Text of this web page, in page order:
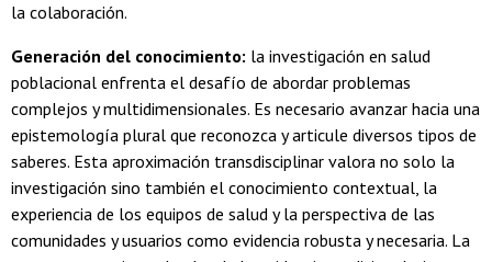
la colaboración.
Generación del conocimiento: la investigación en salud
poblacional enfrenta el desafío de abordar problemas
complejos y multidimensionales. Es necesario avanzar hacia una
epistemología plural que reconozca y articule diversos tipos de
saberes. Esta aproximación transdisciplinar valora no solo la
investigación sino también el conocimiento contextual, la
experiencia de los equipos de salud y la perspectiva de las
comunidades y usuarios como evidencia robusta y necesaria. La